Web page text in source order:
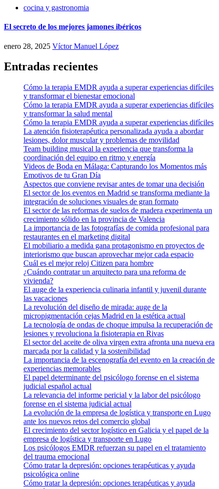
cocina y gastronomia
El secreto de los mejores jamones ibéricos
enero 28, 2025 Víctor Manuel López
Entradas recientes
Cómo la terapia EMDR ayuda a superar experiencias difíciles
y transformar el bienestar emocional
Cómo la terapia EMDR ayuda a superar experiencias difíciles
y transformar la salud mental
Cómo la terapia EMDR ayuda a superar experiencias difíciles
La atención fisioterapéutica personalizada ayuda a abordar
lesiones, dolor muscular y problemas de movilidad
Team building musical la experiencia que transforma la
coordinación del equipo en ritmo y energía
Videos de Boda en Málaga: Capturando los Momentos más
Emotivos de tu Gran Día
Aspectos que conviene revisar antes de tomar una decisión
El sector de los eventos en Madrid se transforma mediante la
integración de soluciones visuales de gran formato
El sector de las reformas de suelos de madera experimenta un
crecimiento sólido en la provincia de Valencia
La importancia de las fotografías de comida profesional para
restaurantes en el marketing digital
El mobiliario a medida gana protagonismo en proyectos de
interiorismo que buscan aprovechar mejor cada espacio
Cuál es el mejor reloj Citizen para hombre
¿Cuándo contratar un arquitecto para una reforma de
vivienda?
El auge de la experiencia culinaria infantil y juvenil durante
las vacaciones
La revolución del diseño de mirada: auge de la
micropigmentación cejas Madrid en la estética actual
La tecnología de ondas de choque impulsa la recuperación de
lesiones y revoluciona la fisioterapia en Rivas
El sector del aceite de oliva virgen extra afronta una nueva era
marcada por la calidad y la sostenibilidad
La importancia de la escenografía del evento en la creación de
experiencias memorables
El papel determinante del psicólogo forense en el sistema
judicial español actual
La relevancia del informe pericial y la labor del psicólogo
forense en el sistema judicial actual
La evolución de la empresa de logística y transporte en Lugo
ante los nuevos retos del comercio global
El crecimiento del sector logístico en Galicia y el papel de la
empresa de logística y transporte en Lugo
Los psicólogos EMDR refuerzan su papel en el tratamiento
del trauma emocional
Cómo tratar la depresión: opciones terapéuticas y ayuda
psicológica online
Cómo tratar la depresión: opciones terapéuticas y ayuda